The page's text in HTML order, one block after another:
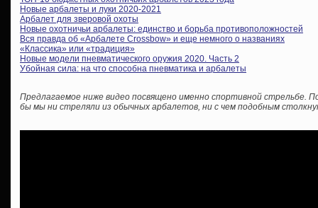
Новые арбалеты и луки 2020-2021
Арбалет для зверовой охоты
Новые охотничьи арбалеты: единство и борьба противоположностей
Вся правда об «Арбалете Crossbow» и еще немного о названиях
«Классика» или «традиция»
Новые модели пневматического оружия 2020. Часть 2
Убойная сила: на что способна пневматика и арбалеты
Предлагаемое ниже видео посвящено именно спортивной стрельбе.
бы мы ни стреляли из обычных арбалетов, ни с чем подобным